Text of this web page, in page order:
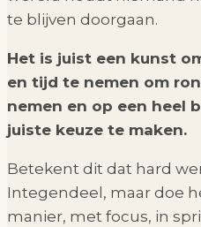
te blijven doorgaan.
Het is juist een kunst
en tijd te nemen om
nemen en op een heel
juiste keuze te maken.
Betekent dit dat hard
Integendeel, maar doe
manier, met focus, in